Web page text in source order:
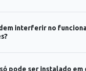
interferir no
pode ser instalado em